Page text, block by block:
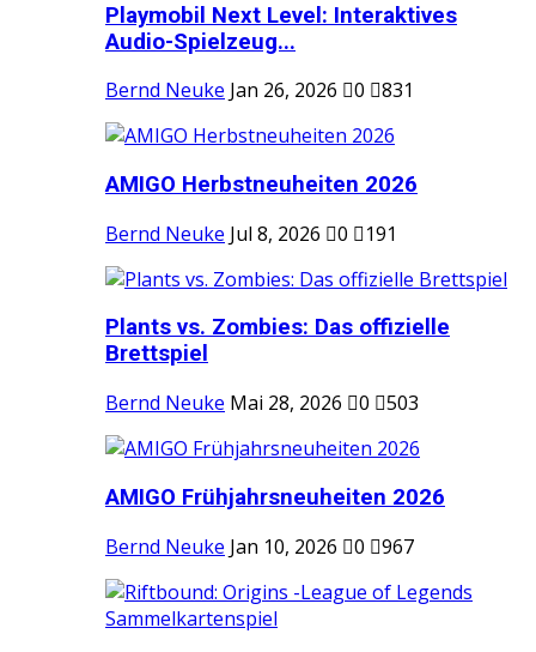
Playmobil Next Level: Interaktives
Audio-Spielzeug...
Bernd Neuke Jan 26, 2026 0 831
AMIGO Herbstneuheiten 2026
Bernd Neuke Jul 8, 2026 0 191
Plants vs. Zombies: Das offizielle
Brettspiel
Bernd Neuke Mai 28, 2026 0 503
AMIGO Frühjahrsneuheiten 2026
Bernd Neuke Jan 10, 2026 0 967